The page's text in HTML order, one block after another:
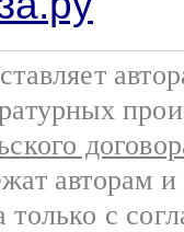
авторам
с